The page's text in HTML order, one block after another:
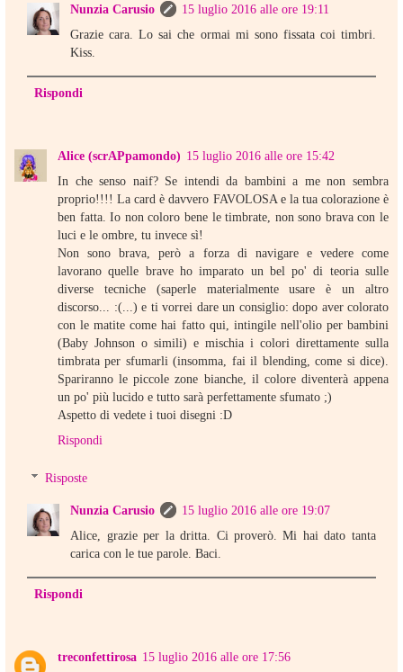
Nunzia Carusio
15 luglio 2016 alle ore 19:11
Grazie cara. Lo sai che ormai mi sono fissata coi timbri.
Kiss.
Rispondi
Alice (scrAPpamondo) 15 luglio 2016 alle ore 15:42
In che senso naif? Se intendi da bambini a me non sembra
proprio!!!! La card è davvero FAVOLOSA e la tua colorazione è
ben fatta. Io non coloro bene le timbrate, non sono brava con le
luci e le ombre, tu invece sì!
Non sono brava, però a forza di navigare e vedere come
lavorano quelle brave ho imparato un bel po' di teoria sulle
diverse tecniche (saperle materialmente usare è un altro
discorso... :(...) e ti vorrei dare un consiglio: dopo aver colorato
con le matite come hai fatto qui, intingile nell'olio per bambini
(Baby Johnson o simili) e mischia i colori direttamente sulla
timbrata per sfumarli (insomma, fai il blending, come si dice).
Spariranno le piccole zone bianche, il colore diventerà appena
un po' più lucido e tutto sarà perfettamente sfumato ;)
Aspetto di vedete i tuoi disegni :D
Rispondi
Risposte
Nunzia Carusio
15 luglio 2016 alle ore 19:07
Alice, grazie per la dritta. Ci proverò. Mi hai dato tanta
carica con le tue parole. Baci.
Rispondi
treconfettirosa 15 luglio 2016 alle ore 17:56